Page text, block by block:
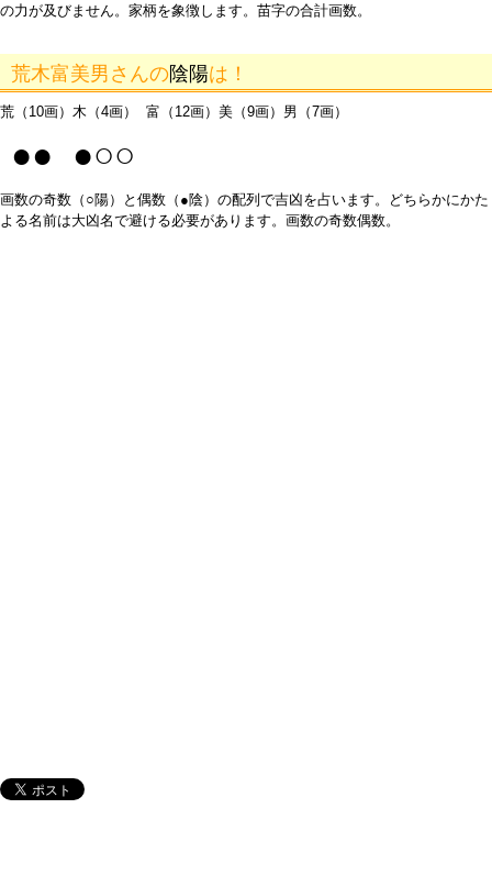
の力が及びません。家柄を象徴します。苗字の合計画数。
荒木富美男さんの陰陽は！
荒（10画）木（4画） 富（12画）美（9画）男（7画）
●● ●○○
画数の奇数（○陽）と偶数（●陰）の配列で吉凶を占います。どちらかにかた
よる名前は大凶名で避ける必要があります。画数の奇数偶数。